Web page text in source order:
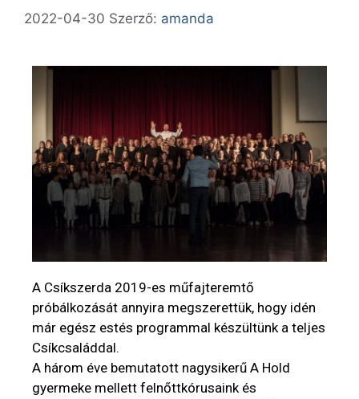
2022-04-30 Szerző: amanda
A Csíkszerda 2019-es műfajteremtő
próbálkozását annyira megszerettük, hogy idén
már egész estés programmal készültünk a teljes
Csíkcsaláddal.
A három éve bemutatott nagysikerű A Hold
gyermeke mellett felnőttkórusaink és